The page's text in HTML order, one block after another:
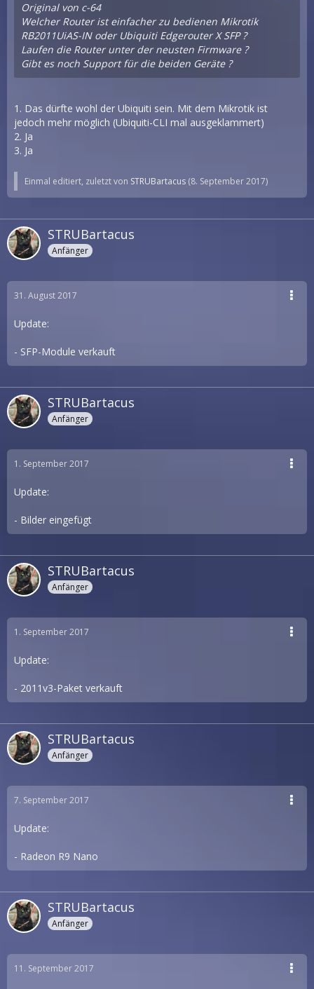
Original von c-64
Welcher Router ist einfacher zu bedienen Mikrotik
RB2011UiAS-IN oder Ubiquiti Edgerouter X SFP ?
Laufen die Router unter der neusten Firmware ?
Gibt es noch Support für die beiden Geräte ?
1. Das dürfte wohl der Ubiquiti sein. Mit dem Mikrotik ist
jedoch mehr möglich (Ubiquiti-CLI mal ausgeklammert)
2. Ja
3. Ja
Einmal editiert, zuletzt von STRUBartacus (8. September 2017)
STRUBartacus
Anfänger
31. August 2017
Update:
- SFP-Module verkauft
STRUBartacus
Anfänger
1. September 2017
Update:
- Bilder eingefügt
STRUBartacus
Anfänger
1. September 2017
Update:
- 2011v3-Paket verkauft
STRUBartacus
Anfänger
7. September 2017
Update:
- Radeon R9 Nano
STRUBartacus
Anfänger
11. September 2017